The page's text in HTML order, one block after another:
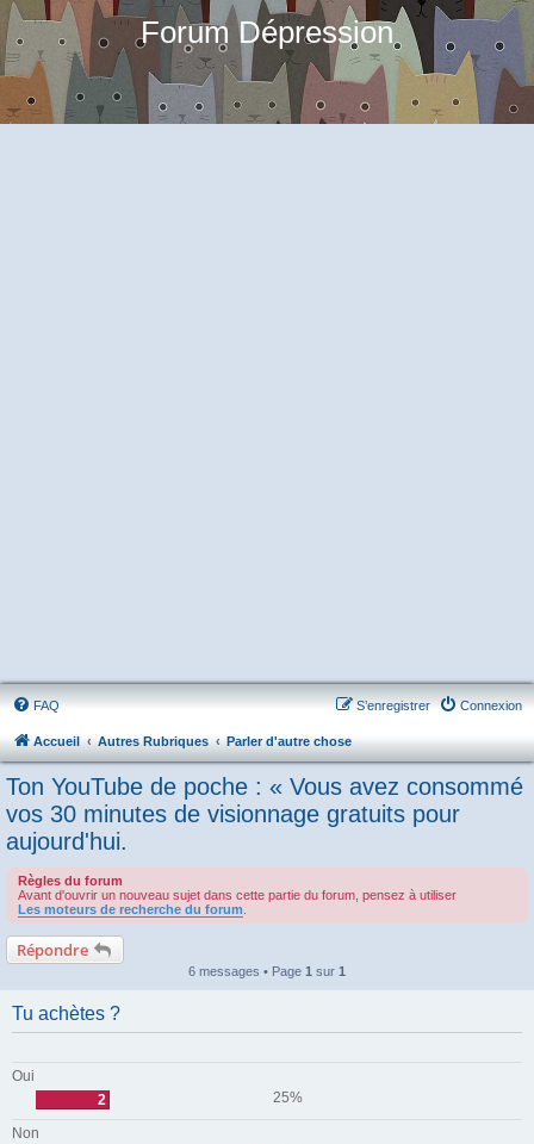
Forum Dépression
FAQ Connexion
S’enregistrer
Accueil Autres Rubriques Parler d'autre chose
Ton YouTube de poche : « Vous avez consommé
vos 30 minutes de visionnage gratuits pour
aujourd'hui.
Règles du forum
Avant d'ouvrir un nouveau sujet dans cette partie du forum, pensez à utiliser
Les moteurs de recherche du forum
Répondre
6 messages • Page 1 sur 1
Tu achètes ?
Oui
2
25%
Non